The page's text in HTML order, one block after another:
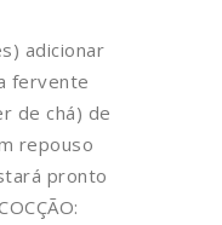
adicionar
fervente
de chá) de
repouso
pronto